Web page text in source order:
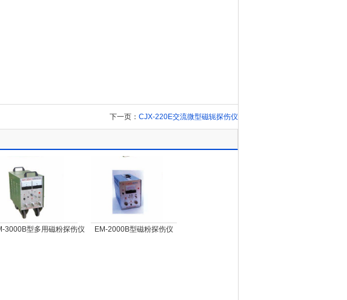
下一页： CJX-220E交流微型磁轭探伤仪
3000B型多用磁粉探伤仪 EM-2000B型磁粉探伤仪